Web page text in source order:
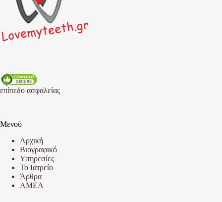
επίπεδο ασφαλείας
Μενού
Αρχική
Βιογραφικό
Υπηρεσίες
Το Ιατρείο
Άρθρα
AMEA